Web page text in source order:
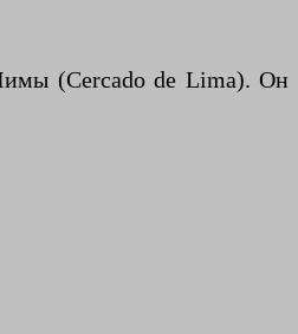
(Cercado de Lima). Он